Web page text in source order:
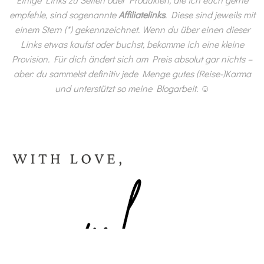
empfehle, sind sogenannteAffiliatelinks. Diese sind jeweils mit
einem Stern (*) gekennzeichnet. Wenn du über einen dieser
Links etwas kaufst oder buchst, bekomme ich eine kleine
Provision. Für dich ändert sich am Preis absolut gar nichts –
aber: du sammelst definitiv jede Menge gutes (Reise-)Karma
und unterstützt so meine Blogarbeit. ☺️